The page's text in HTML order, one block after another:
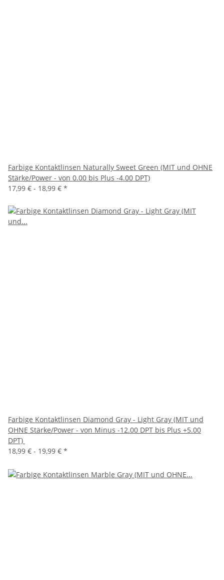
Farbige Kontaktlinsen Naturally Sweet Green (MIT und OHNE
Stärke/Power - von 0.00 bis Plus -4.00 DPT)
17,99 € - 18,99 € *
Farbige Kontaktlinsen Diamond Gray - Light Gray (MIT und
OHNE Stärke/Power - von Minus -12.00 DPT bis Plus +5.00
DPT)
18,99 € - 19,99 € *